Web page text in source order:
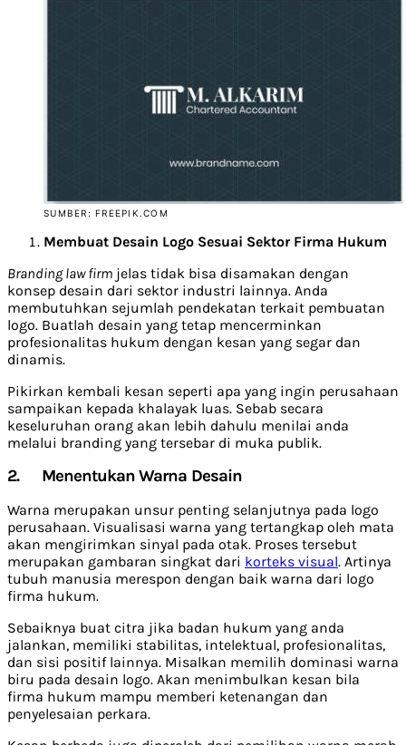
SUMBER: FREEPIK.COM
Membuat Desain Logo Sesuai Sektor Firma Hukum
Branding law firm jelas tidak bisa disamakan dengan
konsep desain dari sektor industri lainnya. Anda
membutuhkan sejumlah pendekatan terkait pembuatan
logo. Buatlah desain yang tetap mencerminkan
profesionalitas hukum dengan kesan yang segar dan
dinamis.
Pikirkan kembali kesan seperti apa yang ingin perusahaan
sampaikan kepada khalayak luas. Sebab secara
keseluruhan orang akan lebih dahulu menilai anda
melalui branding yang tersebar di muka publik.
2. Menentukan Warna Desain
Warna merupakan unsur penting selanjutnya pada logo
perusahaan. Visualisasi warna yang tertangkap oleh mata
akan mengirimkan sinyal pada otak. Proses tersebut
merupakan gambaran singkat dari korteks visual. Artinya
tubuh manusia merespon dengan baik warna dari logo
firma hukum.
Sebaiknya buat citra jika badan hukum yang anda
jalankan, memiliki stabilitas, intelektual, profesionalitas,
dan sisi positif lainnya. Misalkan memilih dominasi warna
biru pada desain logo. Akan menimbulkan kesan bila
firma hukum mampu memberi ketenangan dan
penyelesaian perkara.